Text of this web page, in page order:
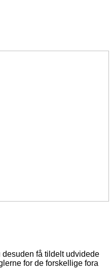
få tildelt udvidede
for de forskellige fora